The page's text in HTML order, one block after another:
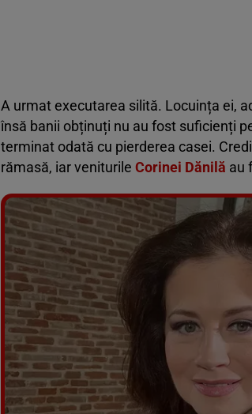
A urmat executarea silită. Locuința ei,
însă banii obținuți nu au fost suficienți
terminat odată cu pierderea casei.
rămasă, iar veniturile Corinei Dănilă au